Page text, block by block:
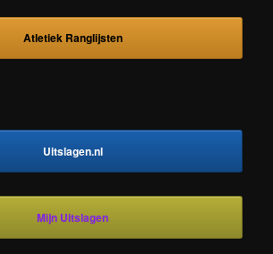
Atletiek Ranglijsten
Uitslagen.nl
Mijn Uitslagen